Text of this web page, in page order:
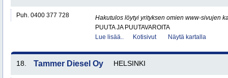
Puh. 0400 377 728
Hakutulos löytyi yrityksen omien www-sivujen
PUUTA JA PUUTAVAROITA
Lue lisää..
Kotisivut Näytä kartalla
18. Tammer Diesel Oy HELSINKI